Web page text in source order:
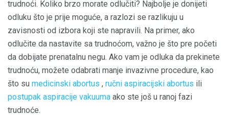
trudnoći. Koliko brzo morate odlučiti? Najbolje je donijeti
odluku što je prije moguće, a razlozi se razlikuju u
zavisnosti od izbora koji ste napravili. Na primer, ako
odlučite da nastavite sa trudnoćom, važno je što pre početi
da dobijate prenatalnu negu. Ako vam je odluka da prekinete
trudnoću, možete odabrati manje invazivne procedure, kao
što su medicinski abortus , ručni aspiracijski abortus ili
postupak aspiracije vakuuma ako ste još u ranoj fazi
trudnoće.